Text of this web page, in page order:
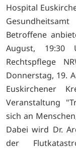
Hospital
Betroffene
August, 19:30
Rechtspflege
Donnerstag, 19.
Euskirchener
Veranstaltung
sich an
Dabei wird Dr.
der